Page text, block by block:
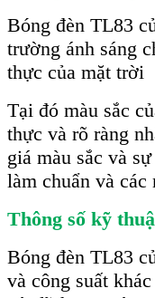
Bóng đèn TL83
trường ánh sáng
thực của mặt trời
Tại đó màu sắc
thực và rõ ràng
giá màu sắc và
làm chuẩn và các
Thông số kỹ
Bóng đèn TL83
và công suất